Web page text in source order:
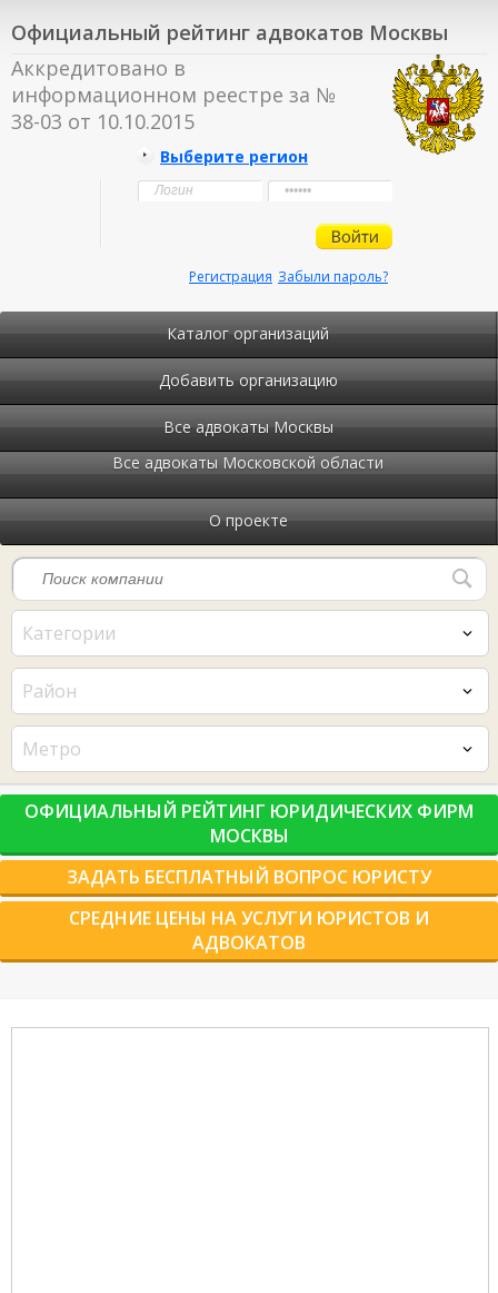
Официальный рейтинг адвокатов Москвы
Аккредитовано в
информационном реестре за №
38-03 от 10.10.2015
Выберите регион
Забыли пароль?
Регистрация
Каталог организаций
Добавить организацию
Все адвокаты Москвы
Все адвокаты Московской области
О проекте
Категории
Район
Метро
ОФИЦИАЛЬНЫЙ РЕЙТИНГ ЮРИДИЧЕСКИХ ФИРМ
МОСКВЫ
ЗАДАТЬ БЕСПЛАТНЫЙ ВОПРОС ЮРИСТУ
СРЕДНИЕ ЦЕНЫ НА УСЛУГИ ЮРИСТОВ И
АДВОКАТОВ